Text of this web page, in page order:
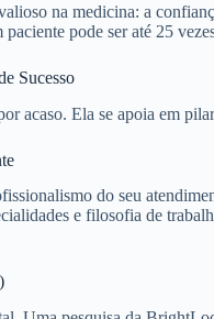
na medicina: a
pode ser até 25
Sucesso
acaso. Ela se apoia em
do seu
e filosofia de